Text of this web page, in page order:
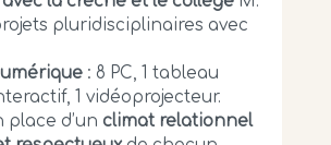
pluridisciplinaires avec
: 8 PC, 1 tableau
1 vidéoprojecteur.
place d’un climat relationnel